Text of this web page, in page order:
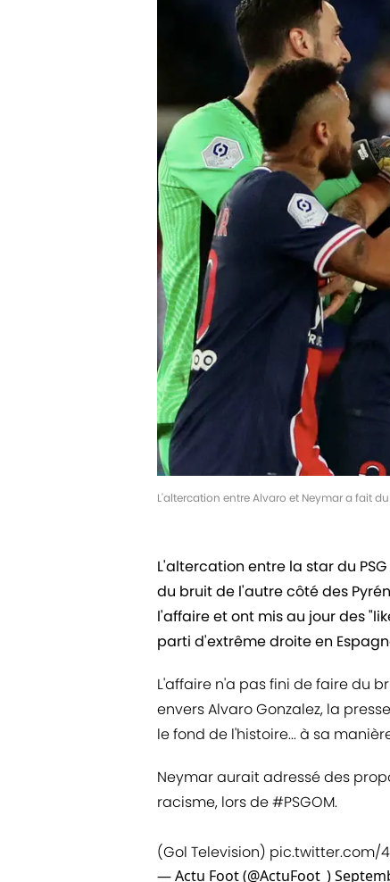
L'altercation entre Alvaro et Neymar a fait
L'altercation entre la star du
du bruit de l'autre côté des
l'affaire et ont mis au jour des
parti d'extrême droite en
L'affaire n'a pas fini de faire du
envers Alvaro Gonzalez, la
le fond de l'histoire... à sa
Neymar aurait adressé des
racisme, lors de#PSGOM.
(Gol Television) pic.twitter.com/
— Actu Foot (@ActuFoot_)